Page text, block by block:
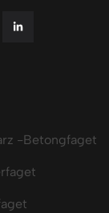
-Betongfaget